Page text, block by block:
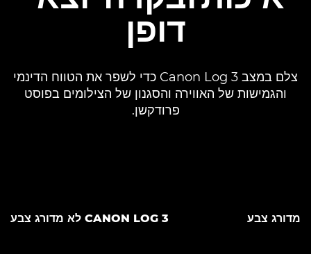
דופן
צלם במצב Canon Log 3 כדי לשפר את הטווח הדינמי
והגמישות של האווירה והסגנון של הצילומים בפוסט
פרודקשן.
מדורג צבע CANON LOG 3 לא מדורג צבע